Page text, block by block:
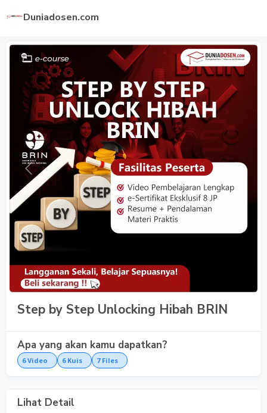
Duniadosen.com
Previous
Step by Step Unlocking Hibah BRIN
Apa yang akan kamu dapatkan?
6 Video 6 Kuis 7 Files
Lihat Detail